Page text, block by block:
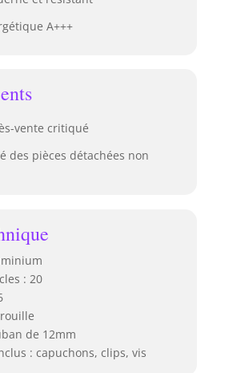
dissipation
surchauffe,
leur durée de vie.
sécurisé pour un
transport sans
dommages Pour
A+++
vente critiqué
des pièces détachées non
: 20
de 12mm
: capuchons, clips, vis